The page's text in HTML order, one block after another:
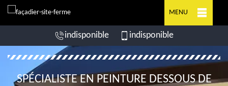
MENU
indisponible indisponible
SPÉCIALISTE EN PEINTURE DESSOUS DE